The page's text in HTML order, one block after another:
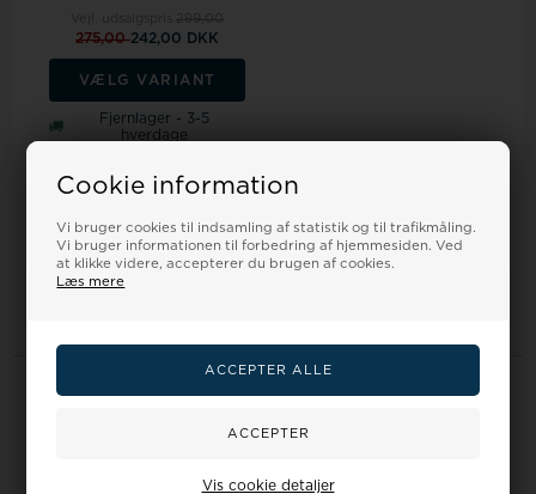
Cookie information
Vi bruger cookies til indsamling af statistik og til trafikmåling.
Vi bruger informationen til forbedring af hjemmesiden. Ved
at klikke videre, accepterer du brugen af cookies.
Læs mere
Vis cookie detaljer
275,00242,00 DKK
VÆLG VARIANT
Fjernlager - 3-5
hverdage
1 varer i denne gruppe